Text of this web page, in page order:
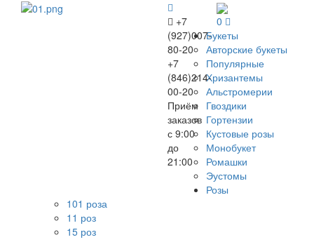
+7
(927)007-
80-20
+7
(846)214-
00-20
Приём
заказов
с 9:00
до
21:00
0
Букеты
Авторские букеты
Популярные
Хризантемы
Альстромерии
Гвоздики
Гортензии
Кустовые розы
Монобукет
Ромашки
Эустомы
Розы
101 роза
11 роз
15 роз